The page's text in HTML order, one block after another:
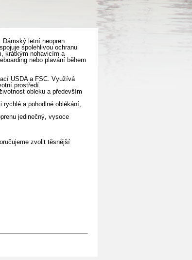
letní neopren
spolehlivou ochranu
krátkým nohavicím a
nebo plavání během
USDA a FSC. Využívá
prostředí.
obleku a především
a pohodlné oblékání,
jedinečný, vysoce
zvolit těsnější